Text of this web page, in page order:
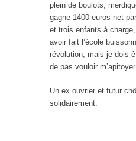
plein de boulots,
gagne 1400 euros net
et trois enfants à
avoir fait l’école
révolution, mais je dois
de pas vouloir
Un ex ouvrier et futur
solidairement.